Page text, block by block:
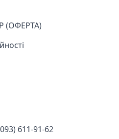
(ОФЕРТА)
611-91-62